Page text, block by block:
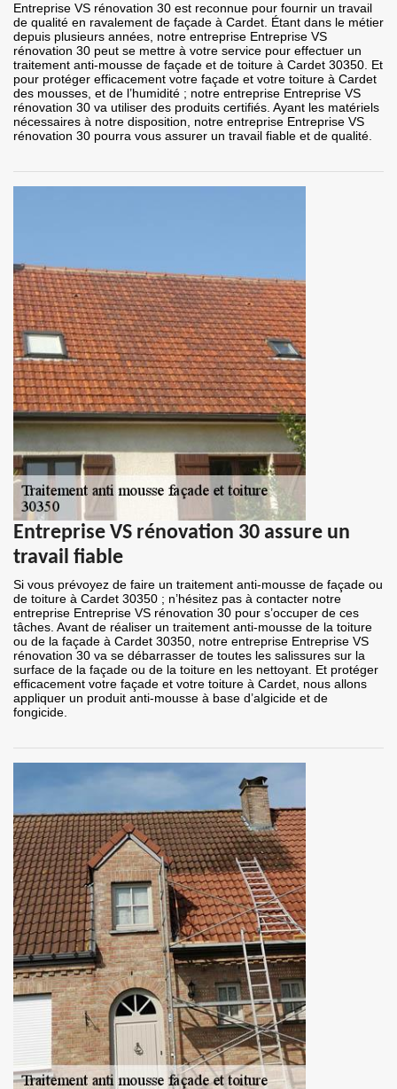
Entreprise VS rénovation 30 est reconnue pour fournir un travail
de qualité en ravalement de façade à Cardet. Étant dans le métier
depuis plusieurs années, notre entreprise Entreprise VS
rénovation 30 peut se mettre à votre service pour effectuer un
traitement anti-mousse de façade et de toiture à Cardet 30350. Et
pour protéger efficacement votre façade et votre toiture à Cardet
des mousses, et de l’humidité ; notre entreprise Entreprise VS
rénovation 30 va utiliser des produits certifiés. Ayant les matériels
nécessaires à notre disposition, notre entreprise Entreprise VS
rénovation 30 pourra vous assurer un travail fiable et de qualité.
Entreprise VS rénovation 30 assure un
travail fiable
Si vous prévoyez de faire un traitement anti-mousse de façade ou
de toiture à Cardet 30350 ; n’hésitez pas à contacter notre
entreprise Entreprise VS rénovation 30 pour s’occuper de ces
tâches. Avant de réaliser un traitement anti-mousse de la toiture
ou de la façade à Cardet 30350, notre entreprise Entreprise VS
rénovation 30 va se débarrasser de toutes les salissures sur la
surface de la façade ou de la toiture en les nettoyant. Et protéger
efficacement votre façade et votre toiture à Cardet, nous allons
appliquer un produit anti-mousse à base d’algicide et de
fongicide.